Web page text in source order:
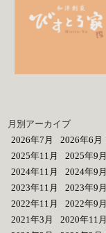
月別アーカイブ
2026年7月
2026年6月
2025年11月
2025年9月
2024年11月
2024年9月
2023年11月
2023年9月
2022年11月
2022年9月
2021年3月
2020年11月